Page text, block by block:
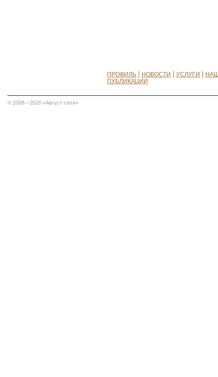
ПРОФИЛЬ НОВОСТИ УСЛУГИ
ПУБЛИКАЦИИ
© 2008—2026 «Август-сити»